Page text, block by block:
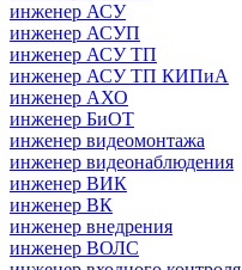
инженер АСУ
инженер АСУП
инженер АСУ ТП
инженер АСУ ТП КИПиА
инженер АХО
инженер БиОТ
инженер видеомонтажа
инженер видеонаблюдения
инженер ВИК
инженер ВК
инженер внедрения
инженер ВОЛС